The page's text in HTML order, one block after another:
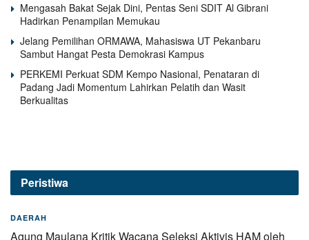
Mengasah Bakat Sejak Dini, Pentas Seni SDIT Al Gibrani
Hadirkan Penampilan Memukau
Jelang Pemilihan ORMAWA, Mahasiswa UT Pekanbaru
Sambut Hangat Pesta Demokrasi Kampus
PERKEMI Perkuat SDM Kempo Nasional, Penataran di
Padang Jadi Momentum Lahirkan Pelatih dan Wasit
Berkualitas
Peristiwa
DAERAH
Agung Maulana Kritik Wacana Seleksi Aktivis HAM oleh